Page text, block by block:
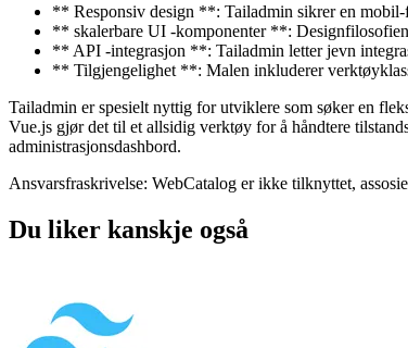
** Responsiv design **: Tailadmin sikrer en mobil-
** skalerbare UI -komponenter **:
** API -integrasjon **: Tailadmin letter jevn
** Tilgjengelighet **: Malen inkluderer
Tailadmin er spesielt nyttig for utviklere som søker en
Vue.js gjør det til et allsidig verktøy for å håndtere
administrasjonsdashbord.
Ansvarsfraskrivelse: WebCatalog er ikke tilknyttet,
Du liker kanskje også